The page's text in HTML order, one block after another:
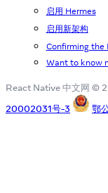
启用 Hermes
启用新架构
Confirming the
Want to know
React Native 中文网 ©
20002031号-3
鄂